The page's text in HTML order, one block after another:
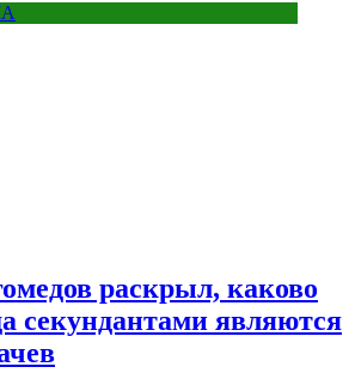
раскрыл, каково
секундантами являются